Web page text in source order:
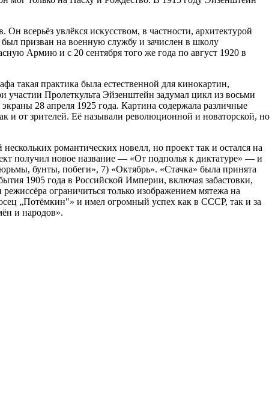
всерьёз увлёкся искусством, в частности, архитектурой
призван на военную службу и зачислен в школу
Армию и с 20 сентября того же года по август 1920 в
такая практика была естественной для кинокартин,
Пролеткульта Эйзенштейн задумал цикл из восьми
28 апреля 1925 года. Картина содержала различные
и от зрителей. Её называли революционной и новаторской, но
романтических новелл, но проект так и остался на
получил новое название — «От подполья к диктатуре» — и
бунты, побеги», 7) «Октябрь». «Стачка» была принята
1905 года в Российской Империи, включая забастовки,
ограничиться только изображением мятежа на
„Потёмкин"» и имел огромный успех как в СССР, так и за
и народов».